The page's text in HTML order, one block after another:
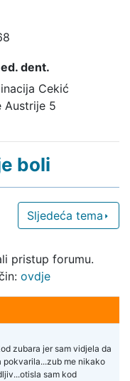
dent.
Cekić
Austrije 5
boli
Sljedeća tema
pristup forumu.
ovdje
zubara jer sam vidjela da
pokvarila...zub me nikako
sam kod